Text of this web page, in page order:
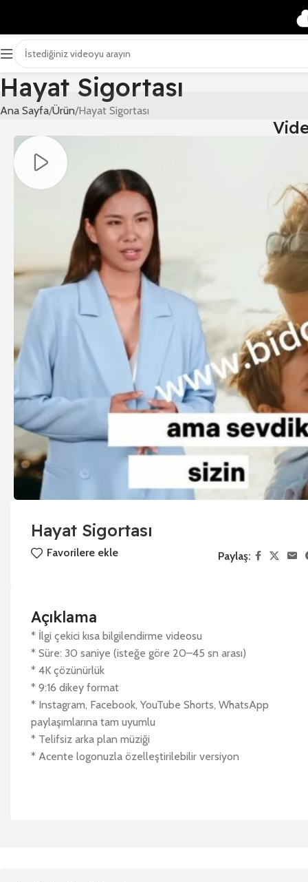
Hayat Sigortası
Ana Sayfa Ürün Hayat Sigortası
Hayat Sigortası
Favorilere ekle Paylaş:
Açıklama
* İlgi çekici kısa bilgilendirme videosu
* Süre: 30 saniye (isteğe göre 20–45 sn arası)
* 4K çözünürlük
* 9:16 dikey format
* Instagram, Facebook, YouTube Shorts, WhatsApp
paylaşımlarına tam uyumlu
* Telifsiz arka plan müziği
* Acente logonuzla özelleştirilebilir versiyon